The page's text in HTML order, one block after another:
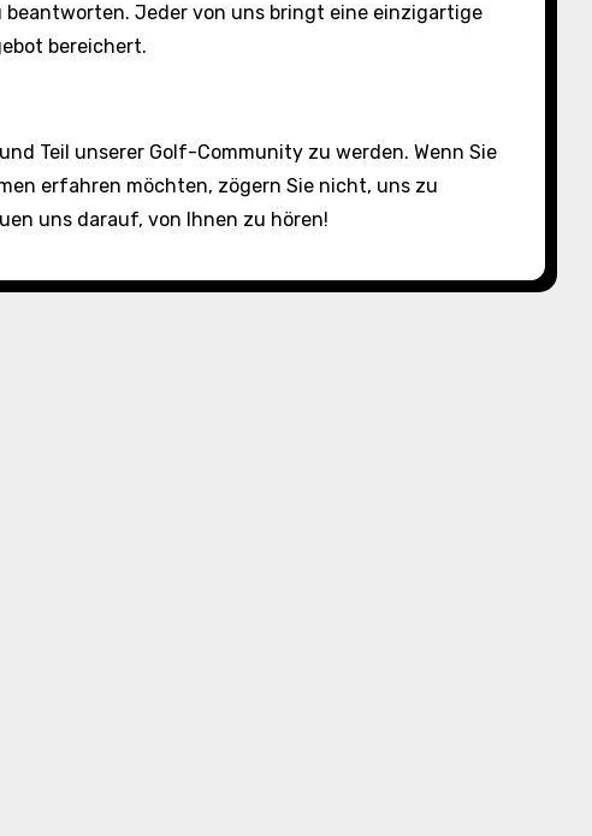
beantworten. Jeder von uns bringt eine einzigartige
bereichert.
Teil unserer Golf-Community zu werden. Wenn Sie
erfahren möchten, zögern Sie nicht, uns zu
uns darauf, von Ihnen zu hören!